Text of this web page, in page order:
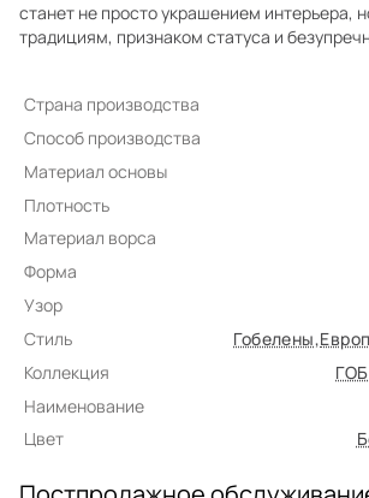
станет не просто украшением интерьера,
традициям, признаком статуса и
Страна производства
Способ производства
Материал основы
Плотность
Материал ворса
Форма
Узор
Стиль
Гобелены,
Коллекция
Наименование
Цвет